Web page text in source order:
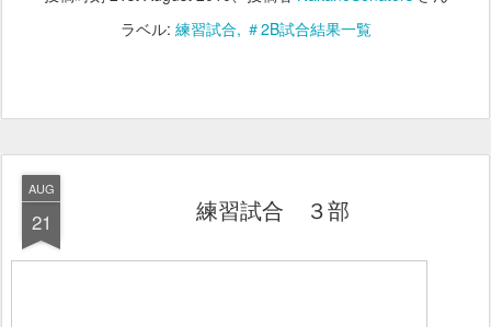
ラベル: 練習試合 ＃2B試合結果一覧
AUG
21 練習試合 ３部